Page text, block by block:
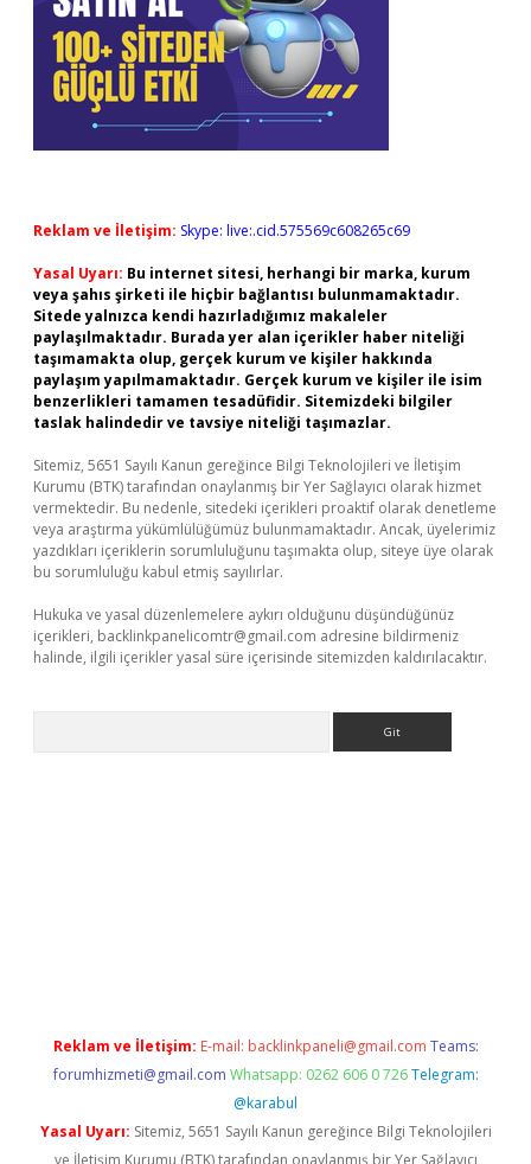
Reklam ve İletişim: Skype: live:.cid.575569c608265c69
Yasal Uyarı: Bu internet sitesi, herhangi bir marka, kurum
veya şahıs şirketi ile hiçbir bağlantısı bulunmamaktadır.
Sitede yalnızca kendi hazırladığımız makaleler
paylaşılmaktadır. Burada yer alan içerikler haber niteliği
taşımamakta olup, gerçek kurum ve kişiler hakkında
paylaşım yapılmamaktadır. Gerçek kurum ve kişiler ile isim
benzerlikleri tamamen tesadüfidir. Sitemizdeki bilgiler
taslak halindedir ve tavsiye niteliği taşımazlar.
Sitemiz, 5651 Sayılı Kanun gereğince Bilgi Teknolojileri ve İletişim
Kurumu (BTK) tarafından onaylanmış bir Yer Sağlayıcı olarak hizmet
vermektedir. Bu nedenle, sitedeki içerikleri proaktif olarak denetleme
veya araştırma yükümlülüğümüz bulunmamaktadır. Ancak, üyelerimiz
yazdıkları içeriklerin sorumluluğunu taşımakta olup, siteye üye olarak
bu sorumluluğu kabul etmiş sayılırlar.
Hukuka ve yasal düzenlemelere aykırı olduğunu düşündüğünüz
içerikleri, backlinkpanelicomtr@gmail.com adresine bildirmeniz
halinde, ilgili içerikler yasal süre içerisinde sitemizden kaldırılacaktır.
Reklam ve İletişim: E-mail: backlinkpaneli@gmail.com Teams:
forumhizmeti@gmail.com Whatsapp: 0262 606 0 726 Telegram:
@karabul
Yasal Uyarı: Sitemiz, 5651 Sayılı Kanun gereğince Bilgi Teknolojileri
ve İletişim Kurumu (BTK) tarafından onaylanmış bir Yer Sağlayıcı